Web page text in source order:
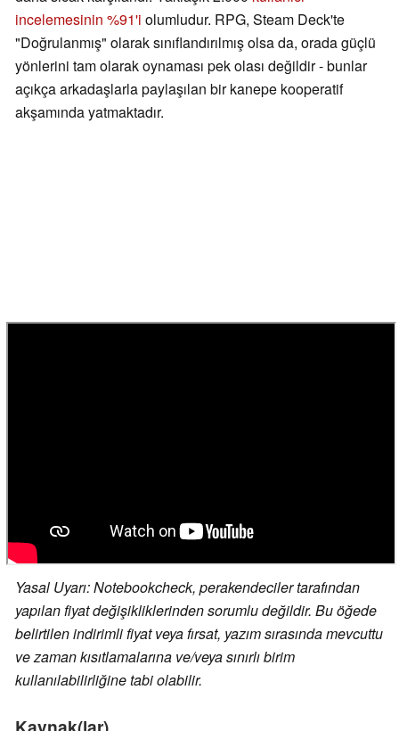
incelemesinin %91'i olumludur. RPG, Steam Deck'te
"Doğrulanmış" olarak sınıflandırılmış olsa da, orada güçlü
yönlerini tam olarak oynaması pek olası değildir - bunlar
açıkça arkadaşlarla paylaşılan bir kanepe kooperatif
akşamında yatmaktadır.
Yasal Uyarı: Notebookcheck, perakendeciler tarafından
yapılan fiyat değişikliklerinden sorumlu değildir. Bu öğede
belirtilen indirimli fiyat veya fırsat, yazım sırasında mevcuttu
ve zaman kısıtlamalarına ve/veya sınırlı birim
kullanılabilirliğine tabi olabilir.